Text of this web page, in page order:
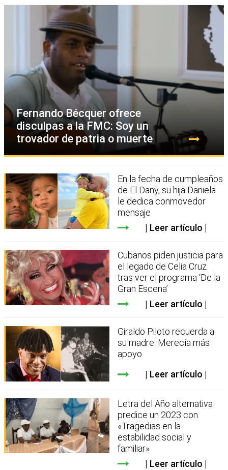
Fernando Bécquer ofrece
disculpas a la FMC: Soy un
trovador de patria o muerte
En la fecha de cumpleaños
de El Dany, su hija Daniela
le dedica conmovedor
mensaje
Leer artículo
Cubanos piden justicia para
el legado de Celia Cruz
tras ver el programa ‘De la
Gran Escena’
Leer artículo
Giraldo Piloto recuerda a
su madre: Merecía más
apoyo
Leer artículo
Letra del Año alternativa
predice un 2023 con
«Tragedias en la
estabilidad social y
familiar»
Leer artículo